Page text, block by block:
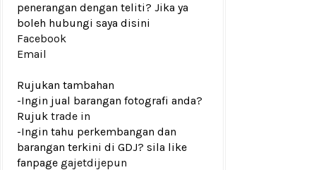
penerangan dengan teliti? Jika ya
boleh hubungi saya disini
Facebook
Email
Rujukan tambahan
-Ingin jual barangan fotografi anda?
Rujuk trade in
-Ingin tahu perkembangan dan
barangan terkini di GDJ? sila like
fanpage gajetdijepun